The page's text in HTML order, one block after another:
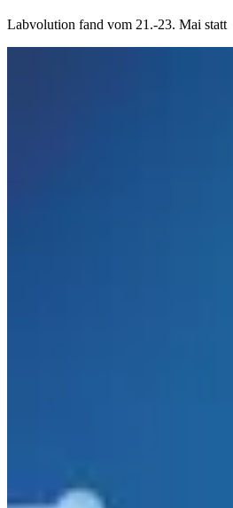
Labvolution fand vom 21.-23. Mai statt